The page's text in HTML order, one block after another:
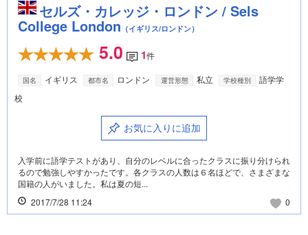
セルズ・カレッジ・ロンドン / Sels
College London （イギリス/ロンドン）
5.0 1件
国名 イギリス 都市名 ロンドン 運営形態 私立 学校種別
語学学
校
お気に入りに追加
入学前に語学テストがあり、自分のレベルに合ったクラスに振り分けられ
るので勉強しやすかったです。各クラスの人数は６名ほどで、さまざまな
国籍の人がいました。私は夏の短...
2017/7/28 11:24
0